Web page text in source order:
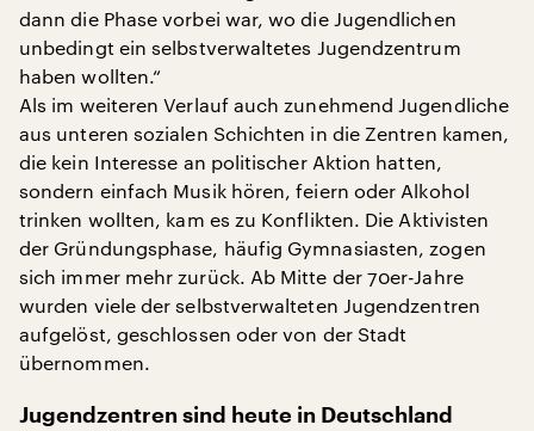
dann die Phase vorbei war, wo die Jugendlichen
unbedingt ein selbstverwaltetes Jugendzentrum
haben wollten.“
Als im weiteren Verlauf auch zunehmend Jugendliche
aus unteren sozialen Schichten in die Zentren kamen,
die kein Interesse an politischer Aktion hatten,
sondern einfach Musik hören, feiern oder Alkohol
trinken wollten, kam es zu Konflikten. Die Aktivisten
der Gründungsphase, häufig Gymnasiasten, zogen
sich immer mehr zurück. Ab Mitte der 70er-Jahre
wurden viele der selbstverwalteten Jugendzentren
aufgelöst, geschlossen oder von der Stadt
übernommen.
Jugendzentren sind heute in Deutschland